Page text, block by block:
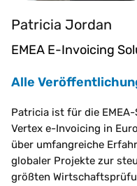
Patricia Jordan
EMEA E-Invoicing
Alle
Patricia ist für die
Vertex e-Invoicing in
über umfangreiche
globaler Projekte zur
größten